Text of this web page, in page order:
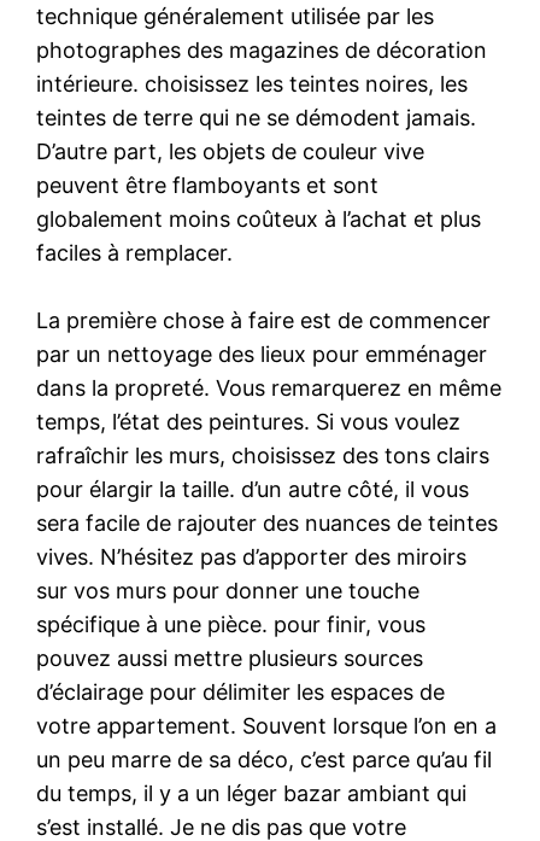
technique généralement utilisée par les
photographes des magazines de décoration
intérieure. choisissez les teintes noires, les
teintes de terre qui ne se démodent jamais.
D’autre part, les objets de couleur vive
peuvent être flamboyants et sont
globalement moins coûteux à l’achat et plus
faciles à remplacer.
La première chose à faire est de commencer
par un nettoyage des lieux pour emménager
dans la propreté. Vous remarquerez en même
temps, l’état des peintures. Si vous voulez
rafraîchir les murs, choisissez des tons clairs
pour élargir la taille. d’un autre côté, il vous
sera facile de rajouter des nuances de teintes
vives. N’hésitez pas d’apporter des miroirs
sur vos murs pour donner une touche
spécifique à une pièce. pour finir, vous
pouvez aussi mettre plusieurs sources
d’éclairage pour délimiter les espaces de
votre appartement. Souvent lorsque l’on en a
un peu marre de sa déco, c’est parce qu’au fil
du temps, il y a un léger bazar ambiant qui
s’est installé. Je ne dis pas que votre